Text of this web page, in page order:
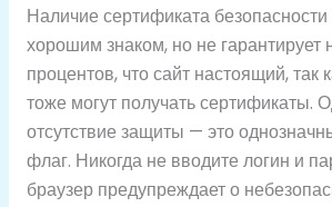
Наличие сертификата безопасности
хорошим знаком, но не гарантирует
процентов, что сайт настоящий, так
тоже могут получать сертификаты.
отсутствие защиты — это
флаг. Никогда не вводите логин и
браузер предупреждает о